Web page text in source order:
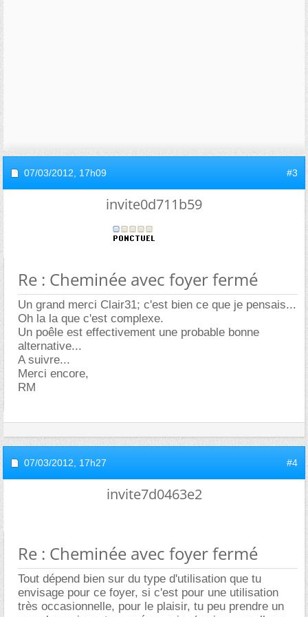
07/03/2012, 17h09 #3
invite0d711b59
Re : Cheminée avec foyer fermé
Un grand merci Clair31; c'est bien ce que je pensais...
Oh la la que c'est complexe.
Un poêle est effectivement une probable bonne
alternative...
A suivre...
Merci encore,
RM
07/03/2012, 17h27 #4
invite7d0463e2
Re : Cheminée avec foyer fermé
Tout dépend bien sur du type d'utilisation que tu
envisage pour ce foyer, si c'est pour une utilisation
très occasionnelle, pour le plaisir, tu peu prendre un